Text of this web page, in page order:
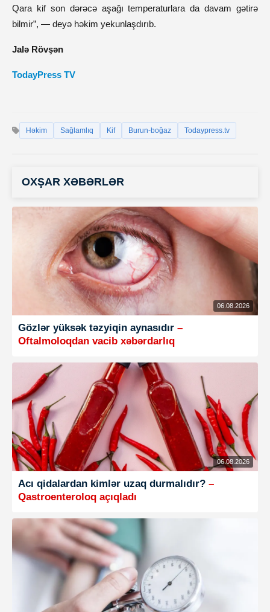
Qara kif son dərəcə aşağı temperaturlara da davam gətirə
bilmir”, — deyə həkim yekunlaşdırıb.
Jalə Rövşən
TodayPress TV
Həkim Sağlamlıq Kif Burun-boğaz Todaypress.tv
OXŞAR XƏBƏRLƏR
06.08.2026
Gözlər yüksək təzyiqin aynasıdır –
Oftalmoloqdan vacib xəbərdarlıq
06.08.2026
Acı qidalardan kimlər uzaq durmalıdır? –
Qastroenteroloq açıqladı